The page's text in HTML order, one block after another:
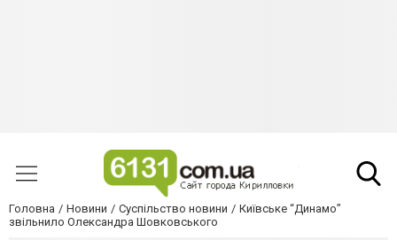
Головна Новини Суспільство новини
Київське “Динамо”
звільнило Олександра Шовковського